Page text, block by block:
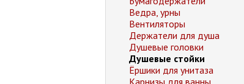
Ведра, урны
Вентиляторы
Держатели для душа
Душевые головки
Душевые стойки
Ёршики для унитаза
Карнизы для ванны